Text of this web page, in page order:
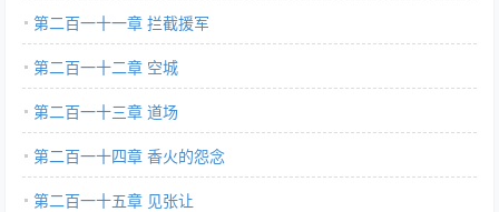
第二百一十一章 拦截援军
第二百一十二章 空城
第二百一十三章 道场
第二百一十四章 香火的怨念
第二百一十五章 见张让